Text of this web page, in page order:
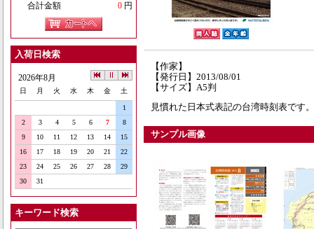
合計金額
0 円
入荷日検索
2026年8月
日 月 火 水 木 金 土
1
2
3 4 5 6 7
8
9
10 11 12 13 14
15
16
17 18 19 20 21
22
23
24 25 26 27 28
29
30
31
キーワード検索
【作家】
【発行日】2013/08/01
【サイズ】A5判
見慣れた日本式表記の台湾時刻表で
サンプル画像